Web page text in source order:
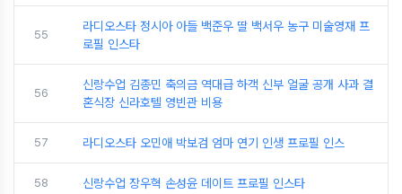
55
라디오스타 정시아 아들 백준우 딸 백서우 농구 미술영재 프
로필 인스타
56
신랑수업 김종민 축의금 역대급 하객 신부 얼굴 공개 사과 결
혼식장 신라호텔 영빈관 비용
57 라디오스타 오민애 박보검 엄마 연기 인생 프로필 인스
58 신랑수업 장우혁 손성윤 데이트 프로필 인스타